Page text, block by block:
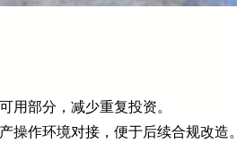
用部分，减少重复投资。
操作环境对接，便于后续合规改造。